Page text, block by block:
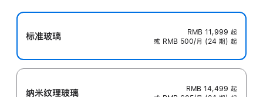
标准玻璃 RMB 11,999 起
或 RMB 500/月 (24 期) 起
纳米纹理玻璃 RMB 14,499 起